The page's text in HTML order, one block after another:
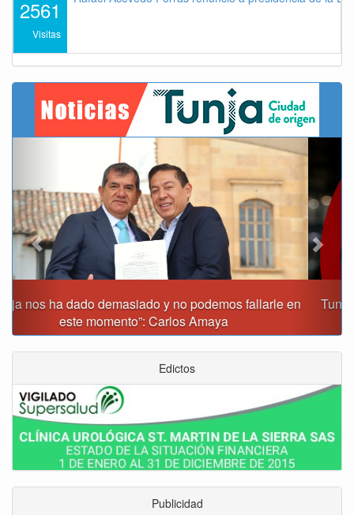
2561
Visitas
Tunja prohibirá este viernes la venta de licor, el uso de
drones y otras actividades
Edictos
Publicidad